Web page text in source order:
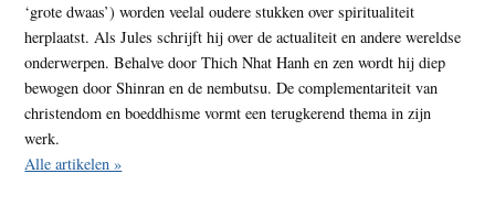
‘grote dwaas’) worden veelal oudere stukken over spiritualiteit
herplaatst. Als Jules schrijft hij over de actualiteit en andere wereldse
onderwerpen. Behalve door Thich Nhat Hanh en zen wordt hij diep
bewogen door Shinran en de nembutsu. De complementariteit van
christendom en boeddhisme vormt een terugkerend thema in zijn
werk.
Alle artikelen »